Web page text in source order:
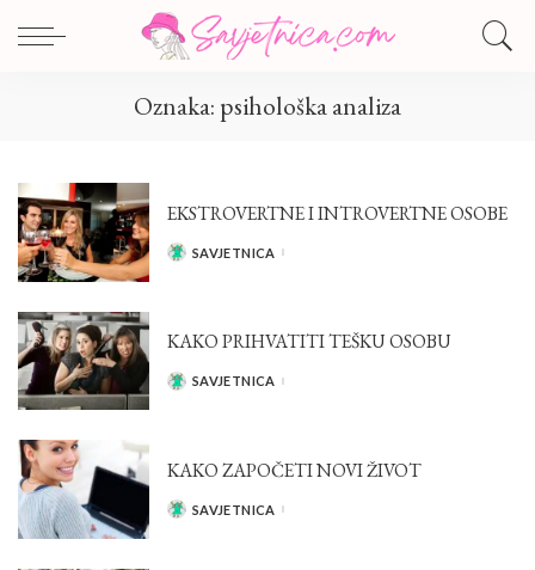
Oznaka: psihološka analiza
EKSTROVERTNE I INTROVERTNE OSOBE
POSTED
SAVJETNICA
KAKO PRIHVATITI TEŠKU OSOBU
POSTED
SAVJETNICA
KAKO ZAPOČETI NOVI ŽIVOT
POSTED
SAVJETNICA